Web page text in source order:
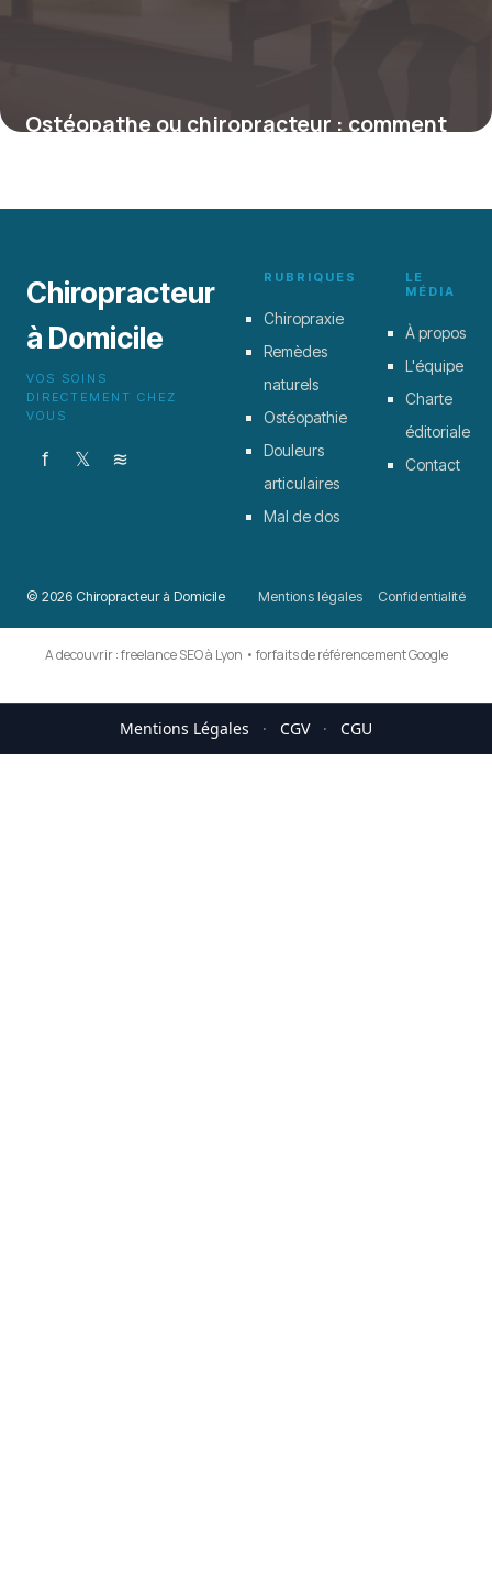
Ostéopathe ou chiropracteur : comment
Chiropracteur
à Domicile
VOS SOINS
DIRECTEMENT CHEZ
VOUS
f 𝕏 ≋
RUBRIQUES
Chiropraxie
Remèdes
naturels
Ostéopathie
Douleurs
articulaires
Mal de dos
LE
MÉDIA
À propos
L'équipe
Charte
éditoriale
Contact
© 2026 Chiropracteur à Domicile Mentions légales Confidentialité
A decouvrir :freelance SEO à Lyon • forfaits de référencement Google
Mentions Légales · CGV · CGU